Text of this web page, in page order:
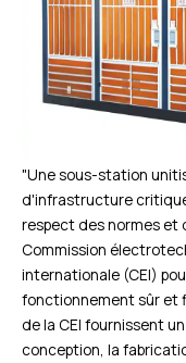
"Une sous-station
d'infrastructure
respect des normes et
Commission
internationale (CEI)
fonctionnement sûr et
de la CEI fournissent
conception, la